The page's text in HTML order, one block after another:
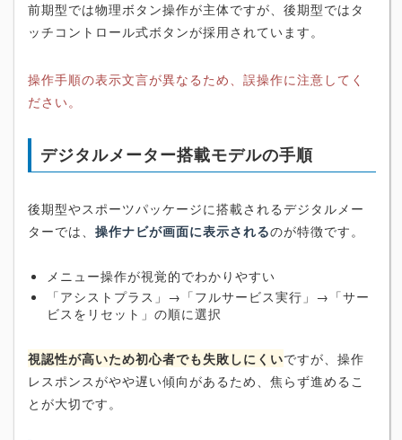
前期型では物理ボタン操作が主体ですが、後期型ではタ
ッチコントロール式ボタンが採用されています。
操作手順の表示文言が異なるため、誤操作に注意してく
ださい。
デジタルメーター搭載モデルの手順
後期型やスポーツパッケージに搭載されるデジタルメー
ターでは、 操作ナビが画面に表示されるのが特徴です。
メニュー操作が視覚的でわかりやすい
「アシストプラス」→「フルサービス実行」→「サー
ビスをリセット」の順に選択
視認性が高いため初心者でも失敗しにくいですが、操作
レスポンスがやや遅い傾向があるため、焦らず進めるこ
とが大切です。